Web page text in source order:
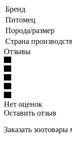
Бренд
Питомец
Порода/размер
Страна
Отзывы
Нет оценок
Оставить отзыв
Заказать